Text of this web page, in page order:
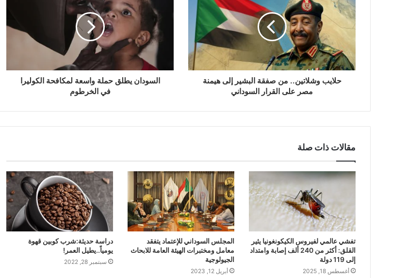
حلايب وشلاتين.. من صفقة البشير إلى هيمنة
مصر على القرار السوداني
السودان يطلق حملة واسعة لمكافحة الكوليرا
في الخرطوم
مقالات ذات صلة
تفشي عالمي لفيروس الكيكونغونيا يثير
القلق: أكثر من 240 ألف إصابة وامتداد
إلى 119 دولة
أغسطس 18, 2025
المجلس السوداني للإعتماد يتفقد
معامل ومختبرات الهيئة العامة للابحاث
الجيولوجية
أبريل 12, 2023
دراسة حديثة:شرب كوبين قهوة
يومياً..يطيل العمر!
سبتمبر 28, 2022